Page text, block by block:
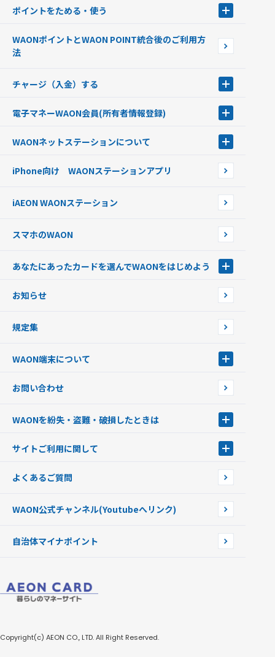
ポイントをためる・使う
ポイントの有効期限について
WAONポイントとWAON POINT統合後のご利用方
法
チャージ（入金）する
現金でチャージする
銀行口座・ATMからチャージする
オートチャージ
ポイントからチャージする
チャージ上限金額の変更について
電子マネーWAON会員(所有者情報登録)
WAON POINTサービス会員登録に伴う個人データの共同利用のお知
WAONネットステーションについて
WAONネットステーションWAON端末について
iPhone向け WAONステーションアプリ
iAEON WAONステーション
スマホのWAON
あなたにあったカードを選んでWAONをはじめよう
フードバンク応援WAON
ご当地WAON
G.G WAON
WAONカード・WAONカードプラス
モバイルWAON
提携WAONカード
お知らせ
規定集
WAON端末について
WAONネットステーション
新型WAONステーション
WAONチャージャーmini
お問い合わせ
WAONを紛失・盗難・破損したときは
WAONカードの拾得について
サイトご利用に関して
企業情報
よくあるご質問
WAON公式チャンネル(Youtubeへリンク)
自治体マイナポイント
Copyright(c) AEON CO., LTD. All Right Reserved.